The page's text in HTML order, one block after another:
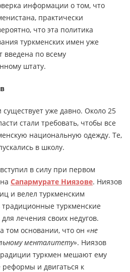
информации о том, что
практически
что эта политика
туркменских имен уже
введена по всему
штату.
уже давно. Около 25
стали требовать, чтобы все
национальную одежду. Те,
в школу.
в силу при первом
Сапармурате Ниязове. Ниязов
и велел туркменским
туркменские
лечения своих недугов.
том основании, что он «не
менталитету». Ниязов
туркмен мешают ему
и двигаться к